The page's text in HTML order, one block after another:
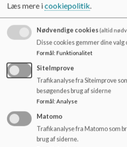
i
Trørødskolen
Gl. Holtevej 2, 2950 Vedbæk
+45 46114600
EAN NR. *
Sitemap
Læs mere icookiepolitik.
Nødvendige cookies(altid
Disse cookies gemmer dine
Formål: Funktionalitet
SiteImprove
Trafikanalyse fra Siteimprove
besøgendes brug af siderne
Formål: Analyse
Matomo
Trafikanalyse fra Matomo som
brug af siderne.